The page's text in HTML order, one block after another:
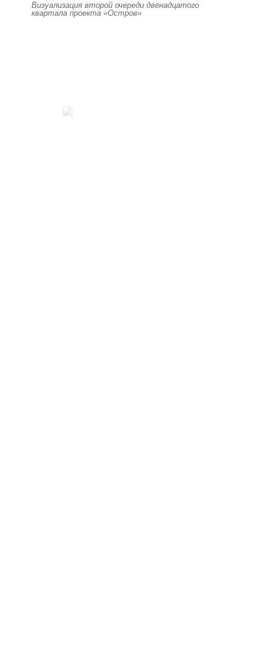
Визуализация второй очереди двенадцатого
квартала проекта «Остров»